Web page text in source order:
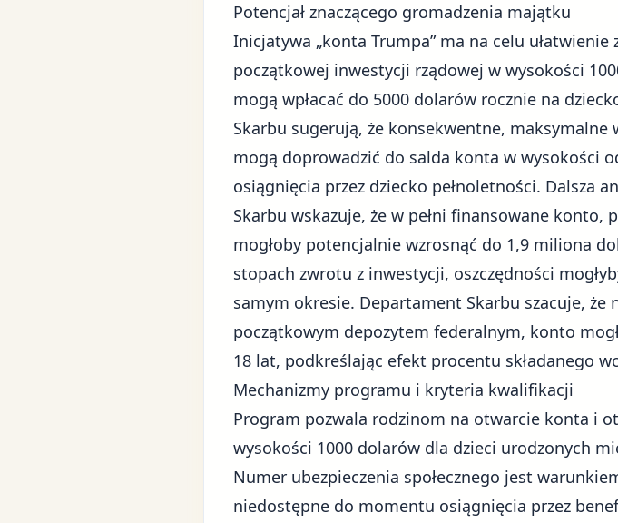
Potencjał znaczącego gromadzenia majątku
Inicjatywa „konta Trumpa” ma na celu
początkowej inwestycji rządowej w wysokości
mogą wpłacać do 5000 dolarów rocznie na
Skarbu sugerują, że konsekwentne, maksymalne
mogą doprowadzić do salda konta w wysokości
osiągnięcia przez dziecko pełnoletności. Dalsza
Skarbu wskazuje, że w pełni finansowane
mogłoby potencjalnie wzrosnąć do 1,9 miliona
stopach zwrotu z inwestycji, oszczędności
samym okresie. Departament Skarbu szacuje, że
początkowym depozytem federalnym, konto
18 lat, podkreślając efekt procentu składanego
Mechanizmy programu i kryteria kwalifikacji
Program pozwala rodzinom na otwarcie konta i
wysokości 1000 dolarów dla dzieci urodzonych
Numer ubezpieczenia społecznego jest
niedostępne do momentu osiągnięcia przez